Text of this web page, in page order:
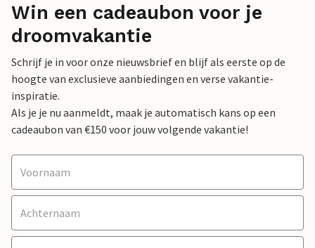
Win een cadeaubon voor je
droomvakantie
Schrijf je in voor onze nieuwsbrief en blijf als eerste op de
hoogte van exclusieve aanbiedingen en verse vakantie-
inspiratie.
Als je je nu aanmeldt, maak je automatisch kans op een
cadeaubon van €150 voor jouw volgende vakantie!